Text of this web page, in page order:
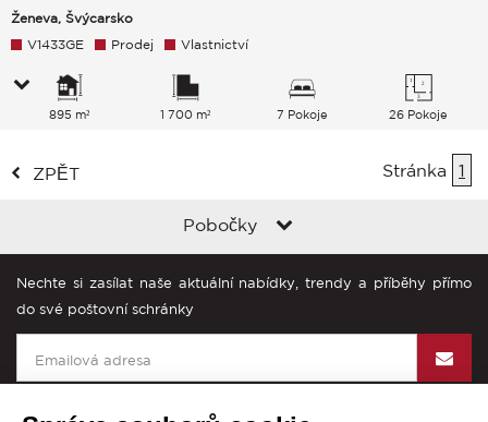
Ženeva, Švýcarsko
V1433GE Prodej Vlastnictví
895 m² 1 700 m² 7 Pokoje 26 Pokoje
ZPĚT Stránka 1
Pobočky
Nechte si zasílat naše aktuální nabídky, trendy a příběhy přímo
do své poštovní schránky